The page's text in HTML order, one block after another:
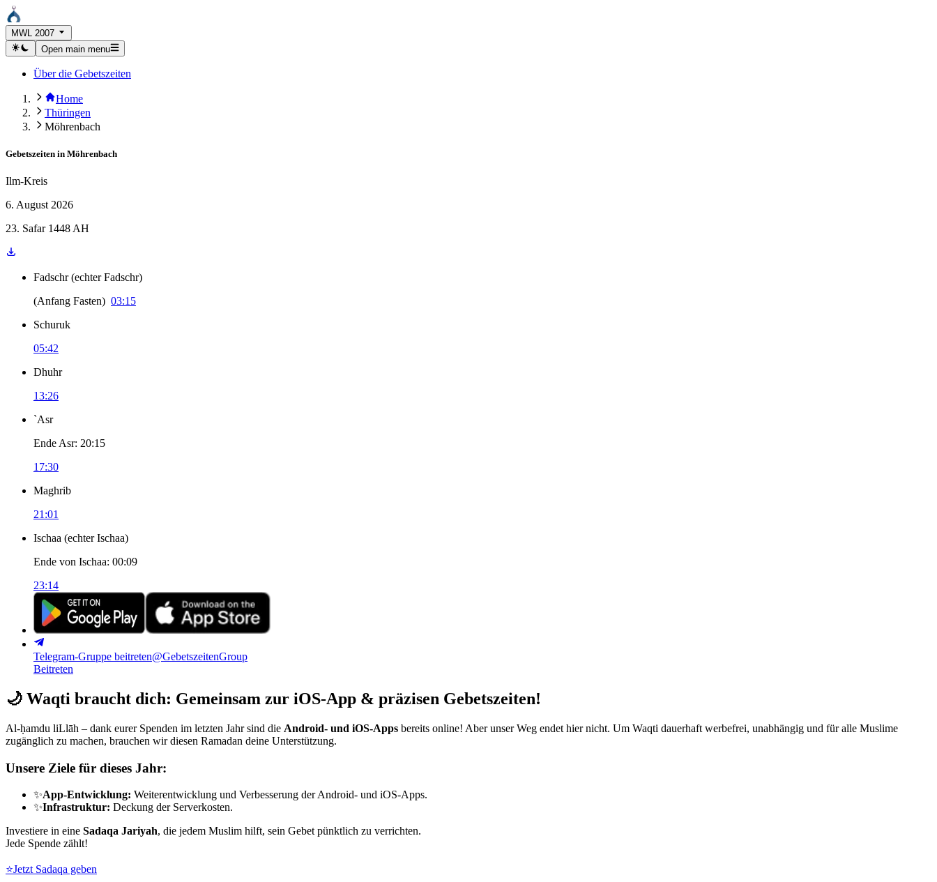
MWL 2007
Open main menu
Über die Gebetszeiten
Home
Thüringen
Möhrenbach
Gebetszeiten in Möhrenbach
Ilm-Kreis
6. August 2026
23. Safar 1448 AH
Fadschr (echter Fadschr)
(Anfang Fasten) 03:15
Schuruk
05:42
Dhuhr
13:26
`Asr
Ende Asr: 20:15
17:30
Maghrib
21:01
Ischaa (echter Ischaa)
Ende von Ischaa: 00:09
23:14
Telegram-Gruppe beitreten@GebetszeitenGroup
Beitreten
🌙 Waqti braucht dich: Gemeinsam zur iOS-App & präzisen Gebetszeiten!
Al-ḥamdu liLlāh – dank eurer Spenden im letzten Jahr sind die Android- und iOS-Apps bereits online! Aber unser Weg endet hier nicht. Um Waqti dauerhaft werbefrei, unabhängig und für alle Muslime
zugänglich zu machen, brauchen wir diesen Ramadan deine Unterstützung.
Unsere Ziele für dieses Jahr:
✨App-Entwicklung: Weiterentwicklung und Verbesserung der Android- und iOS-Apps.
✨Infrastruktur: Deckung der Serverkosten.
Investiere in eine Sadaqa Jariyah, die jedem Muslim hilft, sein Gebet pünktlich zu verrichten.
Jede Spende zählt!
⭐Jetzt Sadaqa geben